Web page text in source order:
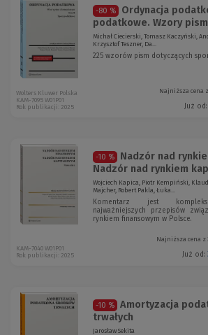
-80 %
Ordynacja
podatkowe. Wzory
Michał Ciecierski, Tomasz Kaczyński,
Krzysztof Teszner, Da...
225 wzorów pism dotyczących
Najniższa cena
Już od:
Wolters Kluwer Polska
KAM-7095 W01P01
Rok publikacji: 2025
-10 %
Nadzór nad
Nadzór nad rynkiem
Wojciech Kapica, Piotr Kempiński,
Majcher, Robert Pakla, Łuka...
Komentarz jest
najważniejszych przepisów
rynkiem finansowym w Polsce.
Najniższa cena z
Już od:
KAM-7040 W01P01
Rok publikacji: 2025
-10 %
Amortyzacja
trwałych
Jarosław Sekita